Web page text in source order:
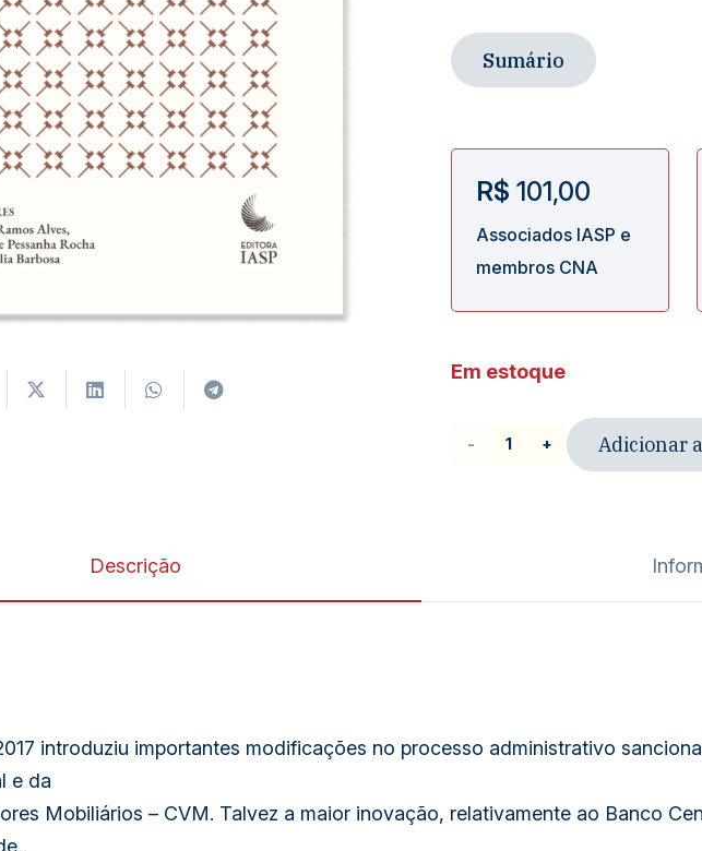
Sumário
R$ 101,00
Associados IASP e
membros CNA
Em estoque
Livro
sancionador
e de
Adicionar
Descrição
introduziu importantes modificações no processo administrativo
e da
Mobiliários – CVM. Talvez a maior inovação, relativamente ao Banco